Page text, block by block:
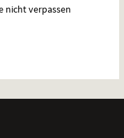
nicht verpassen